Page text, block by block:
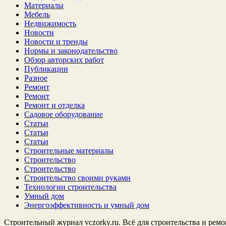
Материалы
Мебель
Недвижимость
Новости
Новости и тренды
Нормы и законодательство
Обзор авторских работ
Публикации
Разное
Ремонт
Ремонт
Ремонт и отделка
Садовое оборудование
Статьи
Статьи
Статьи
Строительные материалы
Строительство
Строительство
Строительство своими руками
Технологии строительства
Умный дом
Энергоэффективность и умный дом
Строительный журнал vczorky.ru. Всё для строительства и